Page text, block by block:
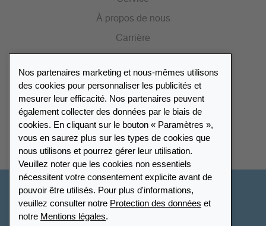
À propos de nous
Carrière
Catalogue
Répertoire des revendeurs
Trouver Leuchtturm
Nos partenaires marketing et nous-mêmes utilisons
des cookies pour personnaliser les publicités et
mesurer leur efficacité. Nos partenaires peuvent
également collecter des données par le biais de
cookies. En cliquant sur le bouton « Paramètres »,
vous en saurez plus sur les types de cookies que
nous utilisons et pourrez gérer leur utilisation.
Veuillez noter que les cookies non essentiels
nécessitent votre consentement explicite avant de
pouvoir être utilisés. Pour plus d'informations,
veuillez consulter notre Protection des données et
notre Mentions légales.
Suisse - Français
Paramètres des cookies